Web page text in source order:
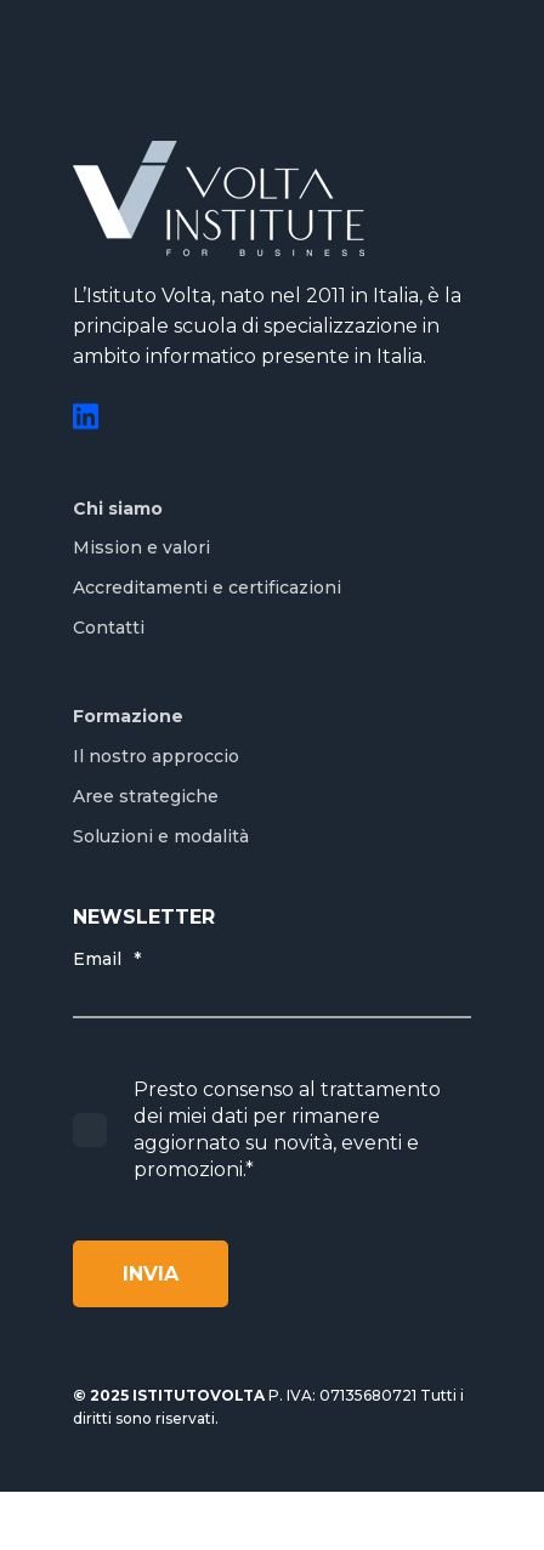
L’Istituto Volta, nato nel 2011 in Italia, è la
principale scuola di specializzazione in
ambito informatico presente in Italia.
Chi siamo
Mission e valori
Accreditamenti e certificazioni
Contatti
Formazione
Il nostro approccio
Aree strategiche
Soluzioni e modalità
NEWSLETTER
Email *
Presto consenso al trattamento
dei miei dati per rimanere
aggiornato su novità, eventi e
promozioni.*
© 2025 ISTITUTOVOLTAP. IVA: 07135680721 Tutti i
diritti sono riservati.